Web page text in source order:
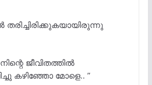
ജീവിതത്തിൽ
കഴിഞ്ഞോ മോളെ.. ”